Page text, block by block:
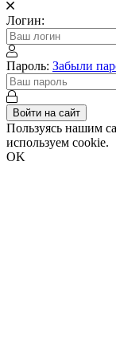
Логин:
Пароль: Забыли
Войти на сайт
Пользуясь нашим
используем cookie.
OK